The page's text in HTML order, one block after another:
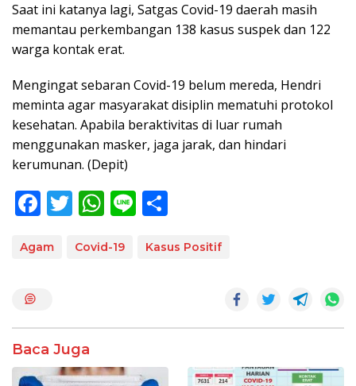
Saat ini katanya lagi, Satgas Covid-19 daerah masih
memantau perkembangan 138 kasus suspek dan 122
warga kontak erat.
Mengingat sebaran Covid-19 belum mereda, Hendri
meminta agar masyarakat disiplin mematuhi protokol
kesehatan. Apabila beraktivitas di luar rumah
menggunakan masker, jaga jarak, dan hindari
kerumunan. (Depit)
F
e
o
k
T
itt
W
at
p
Li
e ar
Agam Covid-19 Kasus Positif
Baca Juga